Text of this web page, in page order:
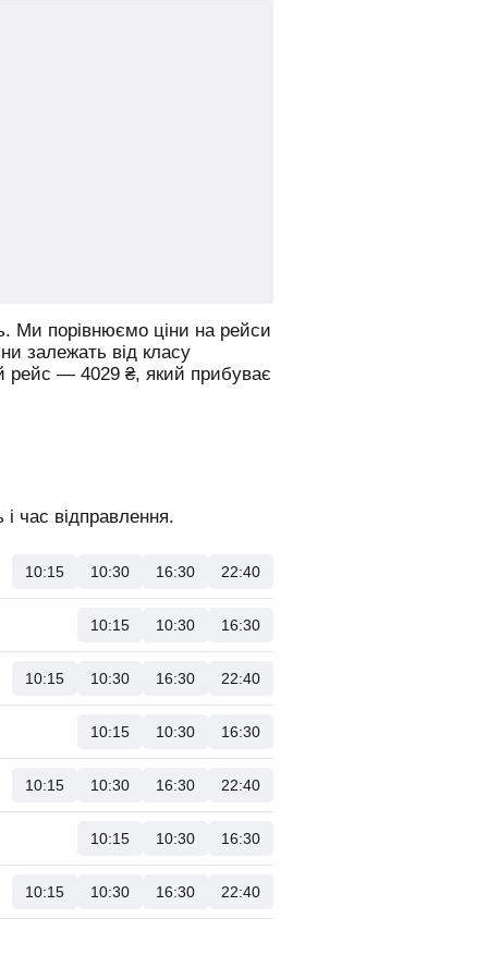
Ми порівнюємо ціни на рейси
залежать від класу
рейс — 4029 ₴, який прибуває
час відправлення.
10:15 10:30 16:30 22:40
10:15 10:30 16:30
10:15 10:30 16:30 22:40
10:15 10:30 16:30
10:15 10:30 16:30 22:40
10:15 10:30 16:30
10:15 10:30 16:30 22:40